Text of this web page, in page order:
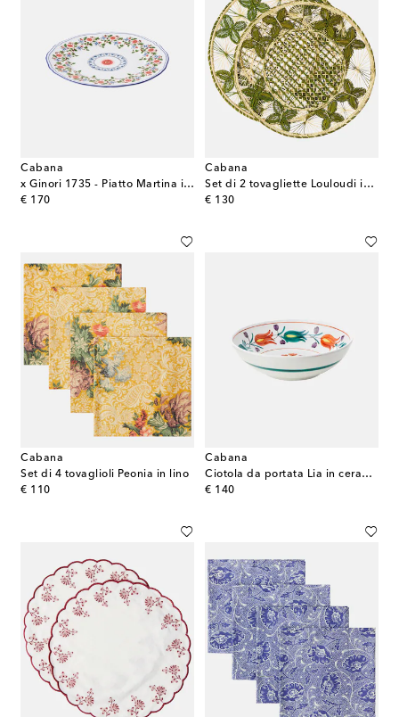
Cabana
x Ginori 1735 - Piatto Martina in porcellana
€ 170
original price
Cabana
Set di 2 tovagliette Louloudi in vimini
€ 130
original price
Cabana
Set di 4 tovaglioli Peonia in lino
€ 110
original price
Cabana
Ciotola da portata Lia in ceramica
€ 140
original price